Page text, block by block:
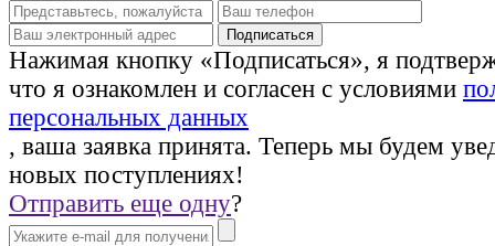
Нажимая кнопку «Подписаться», я
что я ознакомлен и согласен с условиями
персональных данных
, ваша заявка принята. Теперь мы будем
новых поступлениях!
Отправить еще одну?